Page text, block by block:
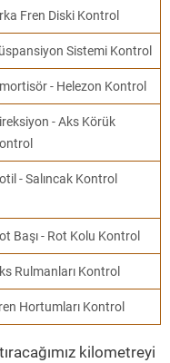
Fren Diski Kontrol
Sistemi Kontrol
- Helezon Kontrol
- Aks Körük
- Salıncak Kontrol
Başı - Rot Kolu Kontrol
Rulmanları Kontrol
Hortumları Kontrol
kilometreyi